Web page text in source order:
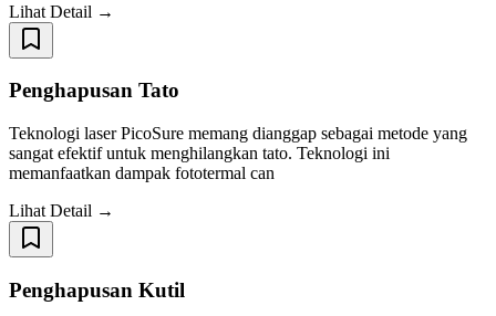
Lihat Detail →
Penghapusan Tato
Teknologi laser PicoSure memang dianggap sebagai metode yang
sangat efektif untuk menghilangkan tato. Teknologi ini
memanfaatkan dampak fototermal can
Lihat Detail →
Penghapusan Kutil